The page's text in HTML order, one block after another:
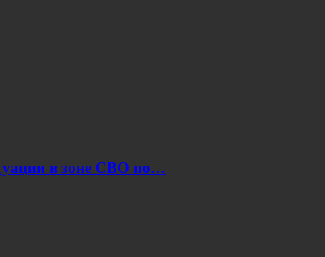
в зоне СВО по…